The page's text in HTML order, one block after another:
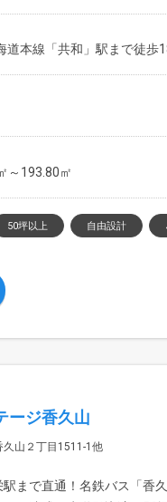
道本線「共和」駅まで徒歩
～193.80㎡
50坪以上 自由設計
ージ香久山
久山２丁目1511-1他
まで直通！名鉄バス「香